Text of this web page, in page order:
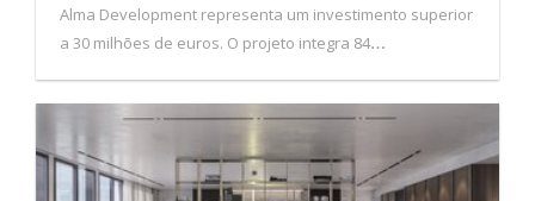
Alma Development representa um investimento superior
a 30 milhões de euros. O projeto integra 84
numa antiga quinta marcada por jardins e árvores